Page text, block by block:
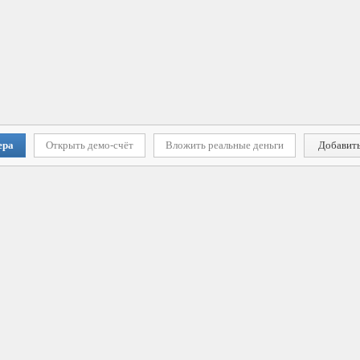
Открыть демо-счёт Вложить реальные деньги